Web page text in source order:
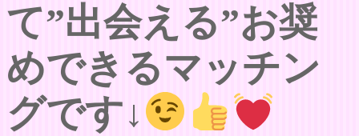
て”出会える”お奨
めできるマッチン
グです↓